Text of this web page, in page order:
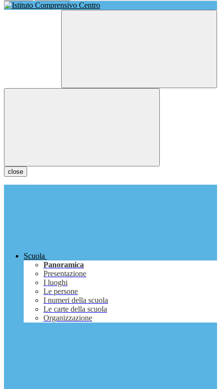
close
Scuola
Panoramica
Presentazione
I luoghi
Le persone
I numeri della scuola
Le carte della scuola
Organizzazione